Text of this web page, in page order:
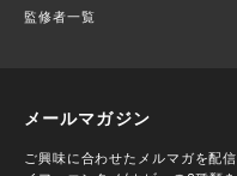
監修者一覧
メールマガジン
ご興味に合わせたメルマガを配